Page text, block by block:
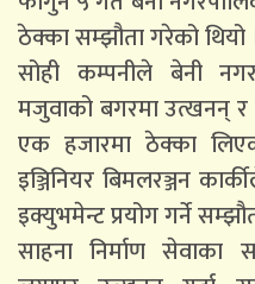
ठेक्का सम्झौता गरेको थियो
सोही कम्पनीले बेनी
मजुवाको बगरमा उत्खनन्
एक हजारमा ठेक्का
इञ्जिनियर बिमलरञ्जन
इक्युभमेन्ट प्रयोग गर्ने
साहना निर्माण